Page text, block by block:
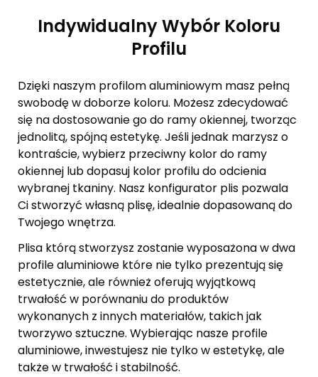
Indywidualny Wybór Koloru
Profilu
Dzięki naszym profilom aluminiowym masz pełną
swobodę w doborze koloru. Możesz zdecydować
się na dostosowanie go do ramy okiennej, tworząc
jednolitą, spójną estetykę. Jeśli jednak marzysz o
kontraście, wybierz przeciwny kolor do ramy
okiennej lub dopasuj kolor profilu do odcienia
wybranej tkaniny. Nasz konfigurator plis pozwala
Ci stworzyć własną plisę, idealnie dopasowaną do
Twojego wnętrza.
Plisa którą stworzysz zostanie wyposażona w dwa
profile aluminiowe które nie tylko prezentują się
estetycznie, ale również oferują wyjątkową
trwałość w porównaniu do produktów
wykonanych z innych materiałów, takich jak
tworzywo sztuczne. Wybierając nasze profile
aluminiowe, inwestujesz nie tylko w estetykę, ale
także w trwałość i stabilność.